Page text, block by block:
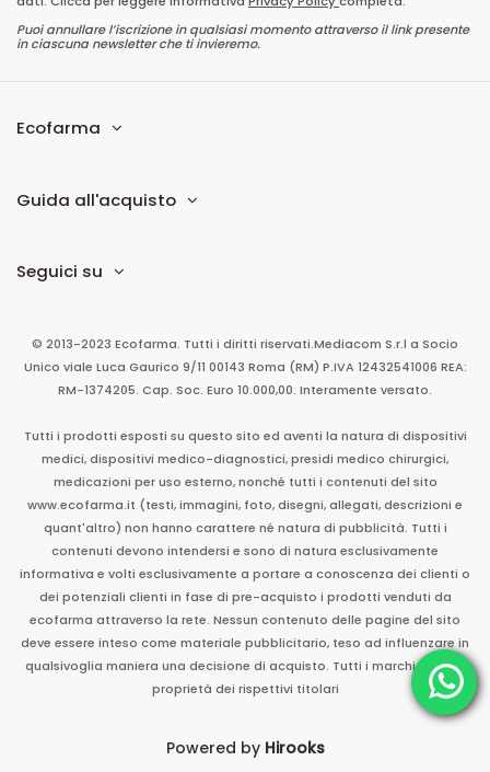
Puoi annullare l’iscrizione in qualsiasi momento attraverso il link presente
in ciascuna newsletter che ti invieremo.
Ecofarma
Guida all'acquisto
Seguici su
© 2013-2023 Ecofarma. Tutti i diritti riservati.Mediacom S.r.l a Socio
Unico viale Luca Gaurico 9/11 00143 Roma (RM) P.IVA 12432541006 REA:
RM-1374205. Cap. Soc. Euro 10.000,00. Interamente versato.
Tutti i prodotti esposti su questo sito ed aventi la natura di dispositivi
medici, dispositivi medico-diagnostici, presidi medico chirurgici,
medicazioni per uso esterno, nonché tutti i contenuti del sito
www.ecofarma.it (testi, immagini, foto, disegni, allegati, descrizioni e
quant'altro) non hanno carattere né natura di pubblicità. Tutti i
contenuti devono intendersi e sono di natura esclusivamente
informativa e volti esclusivamente a portare a conoscenza dei clienti o
dei potenziali clienti in fase di pre-acquisto i prodotti venduti da
ecofarma attraverso la rete. Nessun contenuto delle pagine del sito
deve essere inteso come materiale pubblicitario, teso ad influenzare in
qualsivoglia maniera una decisione di acquisto. Tutti i marchi sono di
proprietà dei rispettivi titolari
Powered by Hirooks